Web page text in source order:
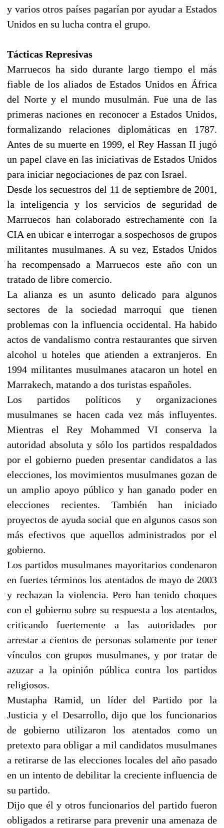
y varios otros países pagarían por ayudar a Estados
Unidos en su lucha contra el grupo.
Tácticas Represivas
Marruecos ha sido durante largo tiempo el más
fiable de los aliados de Estados Unidos en África
del Norte y el mundo musulmán. Fue una de las
primeras naciones en reconocer a Estados Unidos,
formalizando relaciones diplomáticas en 1787.
Antes de su muerte en 1999, el Rey Hassan II jugó
un papel clave en las iniciativas de Estados Unidos
para iniciar negociaciones de paz con Israel.
Desde los secuestros del 11 de septiembre de 2001,
la inteligencia y los servicios de seguridad de
Marruecos han colaborado estrechamente con la
CIA en ubicar e interrogar a sospechosos de grupos
militantes musulmanes. A su vez, Estados Unidos
ha recompensado a Marruecos este año con un
tratado de libre comercio.
La alianza es un asunto delicado para algunos
sectores de la sociedad marroquí que tienen
problemas con la influencia occidental. Ha habido
actos de vandalismo contra restaurantes que sirven
alcohol u hoteles que atienden a extranjeros. En
1994 militantes musulmanes atacaron un hotel en
Marrakech, matando a dos turistas españoles.
Los partidos políticos y organizaciones
musulmanes se hacen cada vez más influyentes.
Mientras el Rey Mohammed VI conserva la
autoridad absoluta y sólo los partidos respaldados
por el gobierno pueden presentar candidatos a las
elecciones, los movimientos musulmanes gozan de
un amplio apoyo público y han ganado poder en
elecciones recientes. También han iniciado
proyectos de ayuda social que en algunos casos son
más efectivos que aquellos administrados por el
gobierno.
Los partidos musulmanes mayoritarios condenaron
en fuertes términos los atentados de mayo de 2003
y rechazan la violencia. Pero han tenido choques
con el gobierno sobre su respuesta a los atentados,
criticando fuertemente a las autoridades por
arrestar a cientos de personas solamente por tener
vínculos con grupos musulmanes, y por tratar de
azuzar a la opinión pública contra los partidos
religiosos.
Mustapha Ramid, un líder del Partido por la
Justicia y el Desarrollo, dijo que los funcionarios
de gobierno utilizaron los atentados como un
pretexto para obligar a mil candidatos musulmanes
a retirarse de las elecciones locales del año pasado
en un intento de debilitar la creciente influencia de
su partido.
Dijo que él y otros funcionarios del partido fueron
obligados a retirarse para prevenir una amenaza de